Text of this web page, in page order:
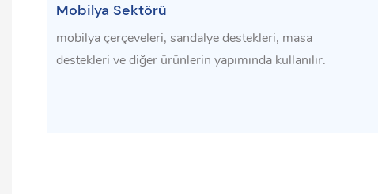
Mobilya Sektörü
mobilya çerçeveleri, sandalye destekleri, masa
destekleri ve diğer ürünlerin yapımında kullanılır.